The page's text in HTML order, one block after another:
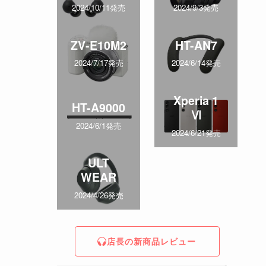
2024/10/11発売 2024/9/3発売
ZV-E10M2
2024/7/17発売
HT-AN7
2024/6/14発売
HT-A9000
2024/6/1発売
Xperia 1
Ⅵ
2024/6/21発売
ULT
WEAR
2024/4/26発売
店長の新商品レビュー